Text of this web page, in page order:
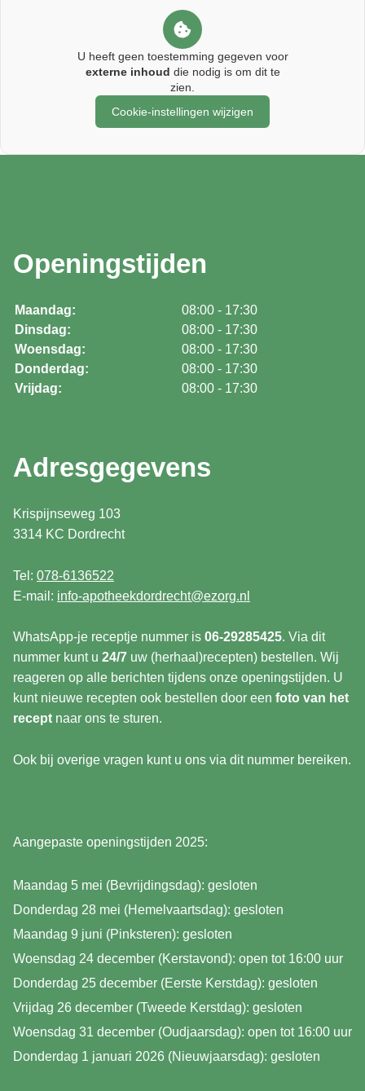
zorggids
U heeft geen toestemming gegeven voor
externe inhoud die nodig is om dit te
zien.
Cookie-instellingen wijzigen
Openingstijden
Maandag:
08:00 - 17:30
Dinsdag:
08:00 - 17:30
Woensdag:
08:00 - 17:30
Donderdag:
08:00 - 17:30
Vrijdag:
08:00 - 17:30
Adresgegevens
Krispijnseweg 103
3314 KC Dordrecht
Tel: 078-6136522
E-mail: info-apotheekdordrecht@ezorg.nl
WhatsApp-je receptje nummer is 06-29285425. Via dit
nummer kunt u 24/7 uw (herhaal)recepten) bestellen. Wij
reageren op alle berichten tijdens onze openingstijden. U
kunt nieuwe recepten ook bestellen door een foto van het
recept naar ons te sturen.
Ook bij overige vragen kunt u ons via dit nummer bereiken.
Aangepaste openingstijden 2025:
Maandag 5 mei (Bevrijdingsdag): gesloten
Donderdag 28 mei (Hemelvaartsdag): gesloten
Maandag 9 juni (Pinksteren): gesloten
Woensdag 24 december (Kerstavond): open tot 16:00 uur
Donderdag 25 december (Eerste Kerstdag): gesloten
Vrijdag 26 december (Tweede Kerstdag): gesloten
Woensdag 31 december (Oudjaarsdag): open tot 16:00 uur
Donderdag 1 januari 2026 (Nieuwjaarsdag): gesloten